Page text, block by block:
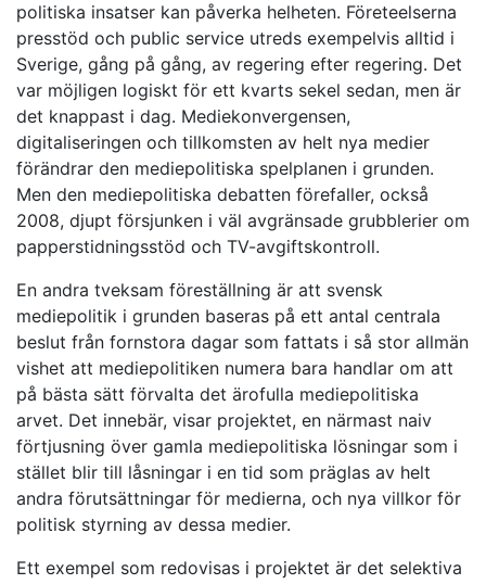
politiska insatser kan påverka helheten. Företeelserna
presstöd och public service utreds exempelvis alltid i
Sverige, gång på gång, av regering efter regering. Det
var möjligen logiskt för ett kvarts sekel sedan, men är
det knappast i dag. Mediekonvergensen,
digitaliseringen och tillkomsten av helt nya medier
förändrar den mediepolitiska spelplanen i grunden.
Men den mediepolitiska debatten förefaller, också
2008, djupt försjunken i väl avgränsade grubblerier om
papperstidningsstöd och TV-avgiftskontroll.
En andra tveksam föreställning är att svensk
mediepolitik i grunden baseras på ett antal centrala
beslut från fornstora dagar som fattats i så stor allmän
vishet att mediepolitiken numera bara handlar om att
på bästa sätt förvalta det ärofulla mediepolitiska
arvet. Det innebär, visar projektet, en närmast naiv
förtjusning över gamla mediepolitiska lösningar som i
stället blir till låsningar i en tid som präglas av helt
andra förutsättningar för medierna, och nya villkor för
politisk styrning av dessa medier.
Ett exempel som redovisas i projektet är det selektiva